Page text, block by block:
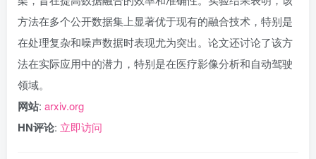
方法在多个公开数据集上显著优于现有的融合技术，特别是
在处理复杂和噪声数据时表现尤为突出。论文还讨论了该方
法在实际应用中的潜力，特别是在医疗影像分析和自动驾驶
领域。
网站: arxiv.org
HN评论: 立即访问